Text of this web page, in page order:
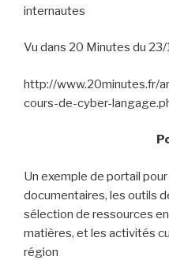
internautes
Vu dans 20 Minutes du
http://www.20minutes.fr/
cours-de-cyber-
Un exemple de portail
documentaires, les outils
sélection de ressources
matières, et les activités
région